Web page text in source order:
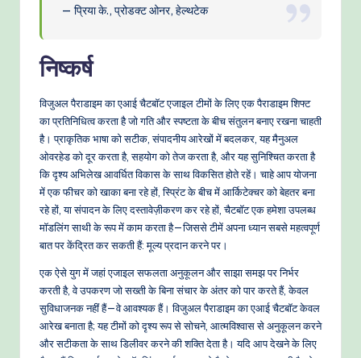
— प्रिया के., प्रोडक्ट ओनर, हेल्थटेक
निष्कर्ष
विजुअल पैराडाइम का एआई चैटबॉट एजाइल टीमों के लिए एक पैराडाइम शिफ्ट
का प्रतिनिधित्व करता है जो गति और स्पष्टता के बीच संतुलन बनाए रखना चाहती
है। प्राकृतिक भाषा को सटीक, संपादनीय आरेखों में बदलकर, यह मैनुअल
ओवरहेड को दूर करता है, सहयोग को तेज करता है, और यह सुनिश्चित करता है
कि दृश्य अभिलेख आवर्धित विकास के साथ विकसित होते रहें। चाहे आप योजना
में एक फीचर को खाका बना रहे हों, स्प्रिंट के बीच में आर्किटेक्चर को बेहतर बना
रहे हों, या संपादन के लिए दस्तावेज़ीकरण कर रहे हों, चैटबॉट एक हमेशा उपलब्ध
मॉडलिंग साथी के रूप में काम करता है—जिससे टीमें अपना ध्यान सबसे महत्वपूर्ण
बात पर केंद्रित कर सकती हैं: मूल्य प्रदान करने पर।
एक ऐसे युग में जहां एजाइल सफलता अनुकूलन और साझा समझ पर निर्भर
करती है, वे उपकरण जो सख्ती के बिना संचार के अंतर को पार करते हैं, केवल
सुविधाजनक नहीं हैं—वे आवश्यक हैं। विजुअल पैराडाइम का एआई चैटबॉट केवल
आरेख बनाता है; यह टीमों को दृश्य रूप से सोचने, आत्मविश्वास से अनुकूलन करने
और सटीकता के साथ डिलीवर करने की शक्ति देता है। यदि आप देखने के लिए